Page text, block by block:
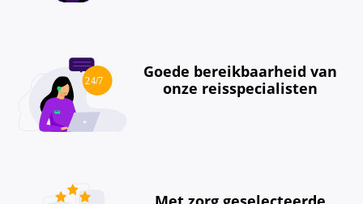
Goede bereikbaarheid van
onze reisspecialisten